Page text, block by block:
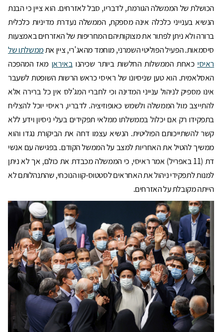
הכושלת של הממשלה הגורמת, לדבריו, סבל לאזרחים. הוא ציין כי הבנת
הנשיא בענייני כלכלה אינה מספקת, הממשלה נעדרת מדיניות כלכלית
ברורה ולא ניתן לפתור את מצוקותיהם המחריפות של האזרחים באמצעות
סיסמאות. הפעיל הפוליטי השמרני, מוחמד מהאג'רי, ציין אתממשלתו של
ראיסי כאחת הממשלות החלשות ביותר שכיהנובאיראן מאז המהפכה
האסלאמית. הוא טען שניסיונו של ראיסי כראש הרשות השופטת לשעבר
אינו מספיק לניהול ענייני המדינה וכי לחברי המג'לס אין כל ברירה אלא
להתייצב מול הממשלה ולשמש כאופוזיציה. לדבריו, ראיסי יוכל להצליח
בתפקידו רק אם יכלול בממשלתו ממלאי תפקידים בעלי ניסיון וידע ללא
קשר להשתייכותם הפוליטית. הנשיא עצמו דחה את הביקורת נגדו והוא
ממשיך להטיל את האחריות למצב על הממשל הקודם. בפגישה עם אנשי
דת (11 באפריל) אמר ראיסי, כי הממשלה מכבדת את כולם, אך לא ניתן
למנות לתפקידי ניהול את האחראים לסטטוס-קוו הנוכחי, שהתנהלותם לא
הייתה מקובלת על האזרחים.